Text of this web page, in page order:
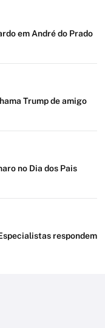
em André do Prado
Trump de amigo
no Dia dos Pais
respondem